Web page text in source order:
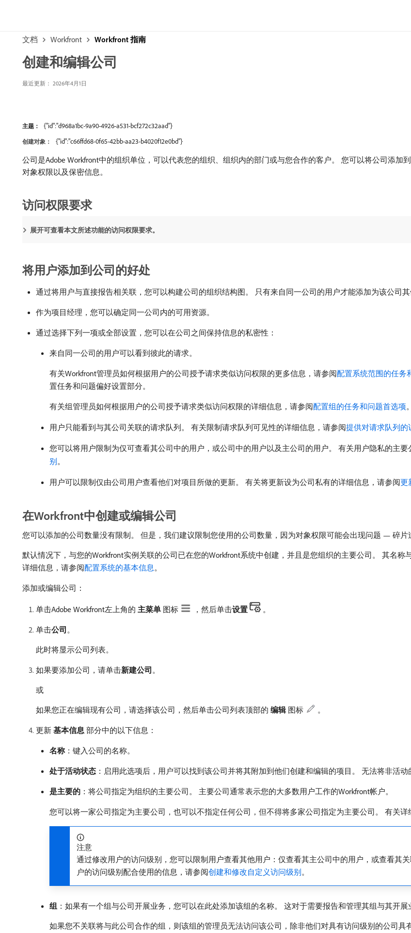
文档 Workfront Workfront 指南
创建和编辑公司
最近更新： 2026年4月1日
主题： {"id":"d968a1bc-9a90-4926-a531-bcf272c32aad"}
创建对象： {"id":"c66ffd68-0f65-42bb-aa23-b4020f12e0bd"}
公司是Adobe Workfront中的组织单位，可以代表您的组织、组织内的部门或与您合作的客户。 您可以将公司添加
对象权限以及保密信息。
访问权限要求
展开可查看本文所述功能的访问权限要求。
将用户添加到公司的好处
通过将用户与直接报告相关联，您可以构建公司的组织结构图。 只有来自同一公司的用户才能添加为该公司其
作为项目经理，您可以确定同一公司内的可用资源。
通过选择下列一项或全部设置，您可以在公司之间保持信息的私密性：
来自同一公司的用户可以看到彼此的请求。
有关Workfront管理员如何根据用户的公司授予请求类似访问权限的更多信息，请参阅配置系统范围的任务
置任务和问题偏好设置部分。
有关组管理员如何根据用户的公司授予请求类似访问权限的详细信息，请参阅配置组的任务和问题首选项。
用户只能看到与其公司关联的请求队列。 有关限制请求队列可见性的详细信息，请参阅提供对请求队列的
您可以将用户限制为仅可查看其公司中的用户，或公司中的用户以及主公司的用户。 有关用户隐私的主
别。
用户可以限制仅由公司用户查看他们对项目所做的更新。 有关将更新设为公司私有的详细信息，请参阅更
在Workfront中创建或编辑公司
您可以添加的公司数量没有限制。 但是，我们建议限制您使用的公司数量，因为对象权限可能会出现问题 — 碎片
默认情况下，与您的Workfront实例关联的公司已在您的Workfront系统中创建，并且是您组织的主要公司。 其名称
详细信息，请参阅配置系统的基本信息。
添加或编辑公司：
单击Adobe Workfront左上角的​ 主菜单 ​图标 ，然后单击​设置 。
单击​公司 。
此时将显示公司列表。
如果要添加公司，请单击​新建公司 。
或
如果您正在编辑现有公司，请选择该公司，然后单击公司列表顶部的​ 编辑​图标 。
更新​ 基本信息 ​部分中的以下信息：
名称：键入公司的名称。
处于活动状态 ：启用此选项后，用户可以找到该公司并将其附加到他们创建和编辑的项目。 无法将非活
是主要的 ：将公司指定为组织的主要公司。 主要公司通常表示您的大多数用户工作的Workfront帐户。
您可以将一家公司指定为主要公司，也可以不指定任何公司，但不得将多家公司指定为主要公司。 有关详
注意
通过修改用户的访问级别，您可以限制用户查看其他用户：仅查看其主公司中的用户，或查看其
户的访问级别配合使用的信息，请参阅创建和修改自定义访问级别。
组 ：如果有一个组与公司开展业务，您可以在此处添加该组的名称。 这对于需要报告和管理其组与其开展
如果您不关联将与此公司合作的组，则该组的管理员无法访问该公司，除非他们对具有访问级别的公司